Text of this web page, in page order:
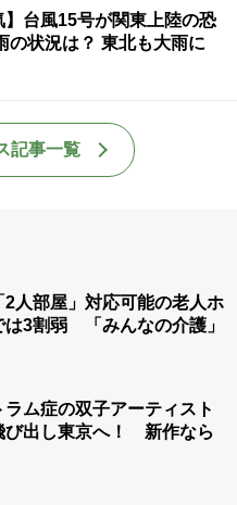
】台風15号が関東上陸の恐
の状況は？ 東北も大雨に
記事一覧
2人部屋」対応可能の老人ホ
3割弱 「みんなの介護」
ラム症の双子アーティスト
び出し東京へ！ 新作なら